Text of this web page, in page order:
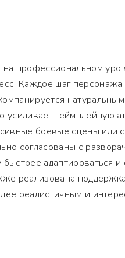
профессиональном
Каждое шаг
геймплейную
боевые сцены или
согласованы с
адаптироваться и
реализована
реалистичным и